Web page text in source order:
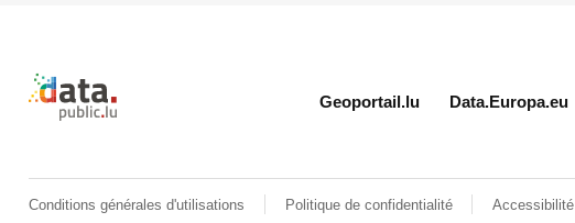
Retour à l'accueil de data.public.lu
Geoportail.lu Data.Europa.eu
Conditions générales d'utilisations Politique de confidentialité Accessibilité